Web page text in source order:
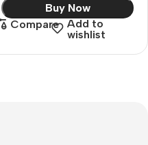
Buy Now
Compare
Add to
wishlist